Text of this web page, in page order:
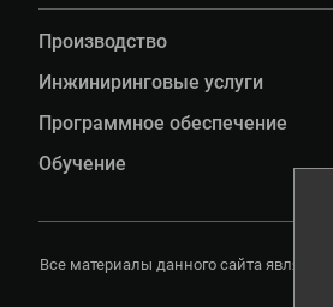
Производство
Инжиниринговые услуги
Программное обеспечение
Обучение
Все материалы данного сайта